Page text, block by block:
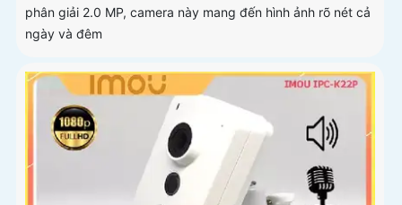
phân giải 2.0 MP, camera này mang đến hình ảnh rõ nét cả
ngày và đêm